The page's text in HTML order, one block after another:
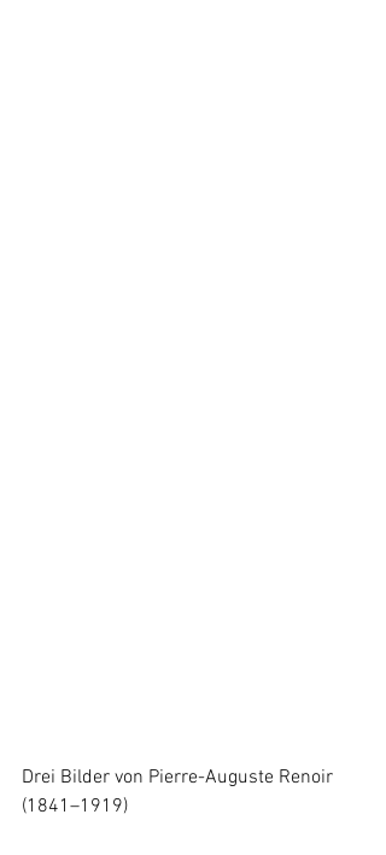
Drei Bilder von Pierre-Auguste Renoir
(1841–1919)